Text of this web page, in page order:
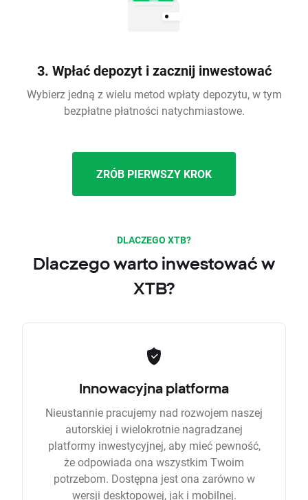
3. Wpłać depozyt i zacznij inwestować
Wybierz jedną z wielu metod wpłaty depozytu, w tym
bezpłatne płatności natychmiastowe.
ZRÓB PIERWSZY KROK
DLACZEGO XTB?
Dlaczego warto inwestować w
XTB?
Innowacyjna platforma
Nieustannie pracujemy nad rozwojem naszej
autorskiej i wielokrotnie nagradzanej
platformy inwestycyjnej, aby mieć pewność,
że odpowiada ona wszystkim Twoim
potrzebom. Dostępna jest ona zarówno w
wersji desktopowej, jak i mobilnej.